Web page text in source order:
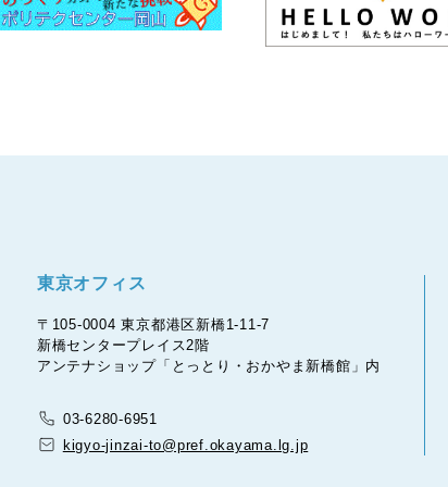
東京オフィス
〒105-0004 東京都港区新橋1-11-7
新橋センタープレイス2階
アンテナショップ「とっとり・おかやま新橋館」内
03-6280-6951
kigyo-jinzai-to@pref.okayama.lg.jp